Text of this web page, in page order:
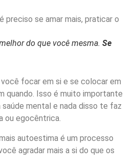
do que você mesma. Se
focar em si e se colocar em
quando. Isso é muito importante
saúde mental e nada disso te faz
ou egocêntrica.
autoestima é um processo
agradar mais a si do que os